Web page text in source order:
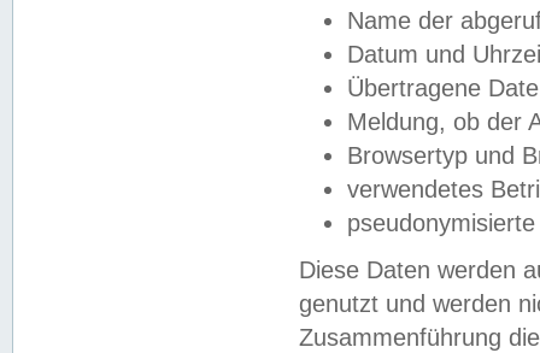
Name der
Datum und
Übertragene
Meldung, ob der
Browsertyp und
verwendetes
Diese Daten werden
genutzt und werden
Zusammenführung